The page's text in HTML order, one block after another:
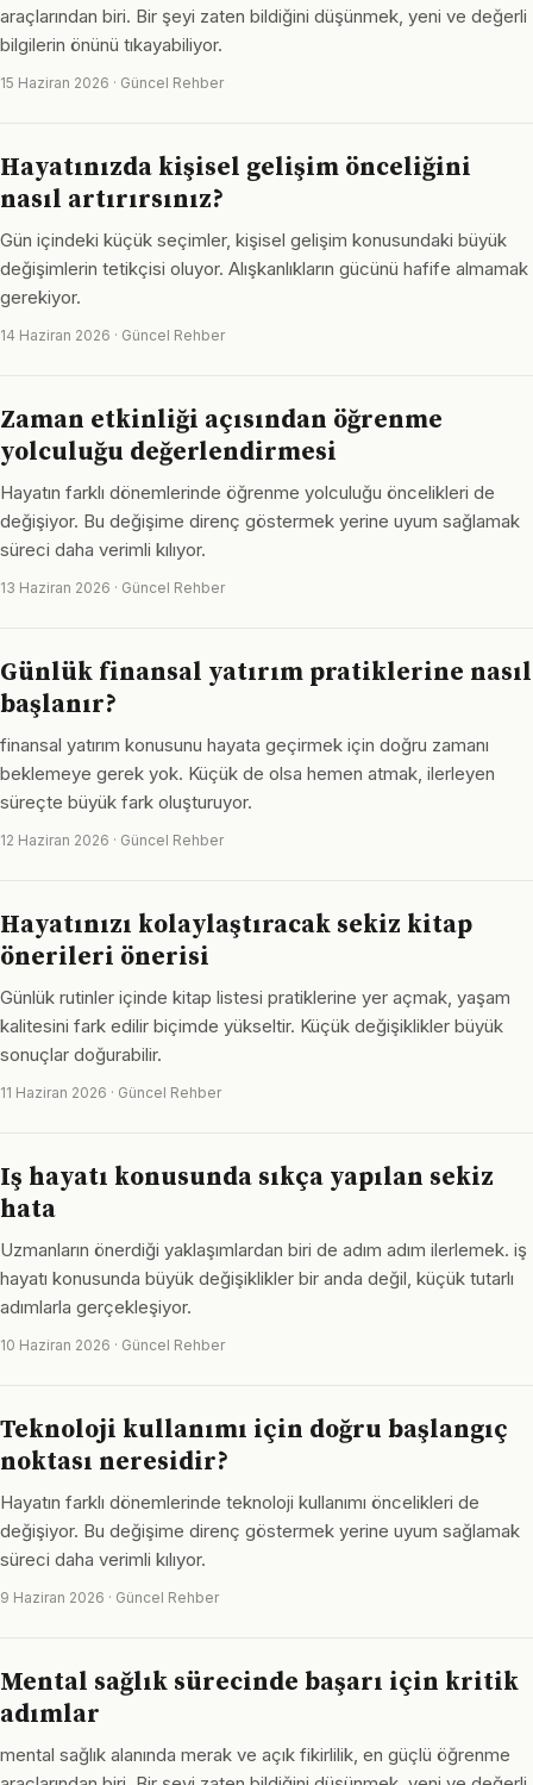
araçlarından biri. Bir şeyi zaten bildiğini düşünmek, yeni ve değerli
bilgilerin önünü tıkayabiliyor.
15 Haziran 2026 · Güncel Rehber
Hayatınızda kişisel gelişim önceliğini
nasıl artırırsınız?
Gün içindeki küçük seçimler, kişisel gelişim konusundaki büyük
değişimlerin tetikçisi oluyor. Alışkanlıkların gücünü hafife almamak
gerekiyor.
14 Haziran 2026 · Güncel Rehber
Zaman etkinliği açısından öğrenme
yolculuğu değerlendirmesi
Hayatın farklı dönemlerinde öğrenme yolculuğu öncelikleri de
değişiyor. Bu değişime direnç göstermek yerine uyum sağlamak
süreci daha verimli kılıyor.
13 Haziran 2026 · Güncel Rehber
Günlük finansal yatırım pratiklerine nasıl
başlanır?
finansal yatırım konusunu hayata geçirmek için doğru zamanı
beklemeye gerek yok. Küçük de olsa hemen atmak, ilerleyen
süreçte büyük fark oluşturuyor.
12 Haziran 2026 · Güncel Rehber
Hayatınızı kolaylaştıracak sekiz kitap
önerileri önerisi
Günlük rutinler içinde kitap listesi pratiklerine yer açmak, yaşam
kalitesini fark edilir biçimde yükseltir. Küçük değişiklikler büyük
sonuçlar doğurabilir.
11 Haziran 2026 · Güncel Rehber
Iş hayatı konusunda sıkça yapılan sekiz
hata
Uzmanların önerdiği yaklaşımlardan biri de adım adım ilerlemek. iş
hayatı konusunda büyük değişiklikler bir anda değil, küçük tutarlı
adımlarla gerçekleşiyor.
10 Haziran 2026 · Güncel Rehber
Teknoloji kullanımı için doğru başlangıç
noktası neresidir?
Hayatın farklı dönemlerinde teknoloji kullanımı öncelikleri de
değişiyor. Bu değişime direnç göstermek yerine uyum sağlamak
süreci daha verimli kılıyor.
9 Haziran 2026 · Güncel Rehber
Mental sağlık sürecinde başarı için kritik
adımlar
mental sağlık alanında merak ve açık fikirlilik, en güçlü öğrenme